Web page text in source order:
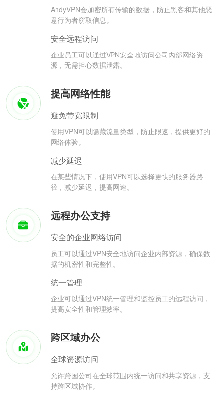
AndyVPN会加密所有传输的数据，防止黑客和其他恶
意行为者窃取信息。
安全远程访问
企业员工可以通过VPN安全地访问公司内部网络资
源，无需担心数据泄露。
提高网络性能
避免带宽限制
使用VPN可以隐藏流量类型，防止限速，提供更好的
网络体验。
减少延迟
在某些情况下，使用VPN可以选择更快的服务器路
径，减少延迟，提高网速。
远程办公支持
安全的企业网络访问
员工可以通过VPN安全地访问企业内部资源，确保数
据的机密性和完整性。
统一管理
企业可以通过VPN统一管理和监控员工的远程访问，
提高安全性和管理效率。
跨区域办公
全球资源访问
允许跨国公司在全球范围内统一访问和共享资源，支
持跨区域协作。